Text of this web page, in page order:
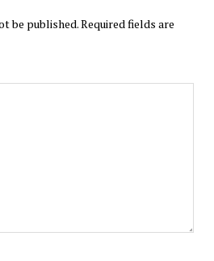
be published.Required fields are